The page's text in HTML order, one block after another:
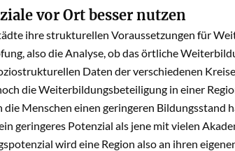
vor Ort besser nutzen
ihre strukturellen Voraussetzungen für
also die Analyse, ob das örtliche
Daten der verschiedenen
die Weiterbildungsbeteiligung in einer
die Menschen einen geringeren
geringeres Potenzial als jene mit vielen
wird eine Region also an ihren